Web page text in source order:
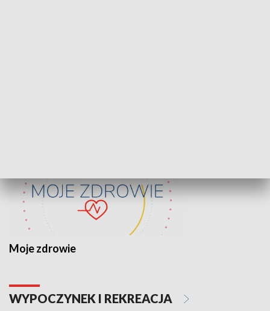
Moje zdrowie
WYPOCZYNEK I REKREACJA